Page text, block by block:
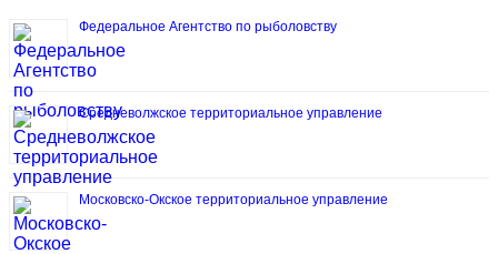
Федеральное Агентство по рыболовству
Средневолжское территориальное управление
Московско-Окское территориальное управление